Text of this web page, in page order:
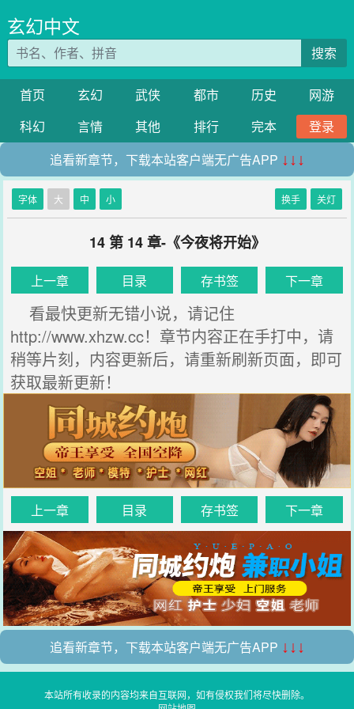
玄幻中文
搜索
首页 玄幻 武侠 都市 历史
网游
科幻
言情 其他 排行 完本
登录
追看新章节，下载本站客户端无广告APP ↓↓↓
字体 大 中 小 换手 关灯
14 第 14 章-《今夜将开始》
上一章 目录 存书签 下一章
看最快更新无错小说，请记住
http://www.xhzw.cc！章节内容正在手打中，请
稍等片刻，内容更新后，请重新刷新页面，即可
获取最新更新！
上一章 目录 存书签 下一章
追看新章节，下载本站客户端无广告APP ↓↓↓
本站所有收录的内容均来自互联网，如有侵权我们将尽快删除。